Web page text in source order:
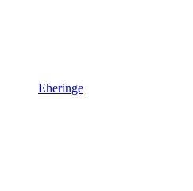
Eheringe